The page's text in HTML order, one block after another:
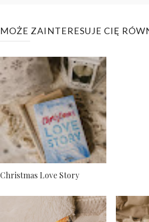
MOŻE ZAINTERESUJE CIĘ
Christmas Love Story